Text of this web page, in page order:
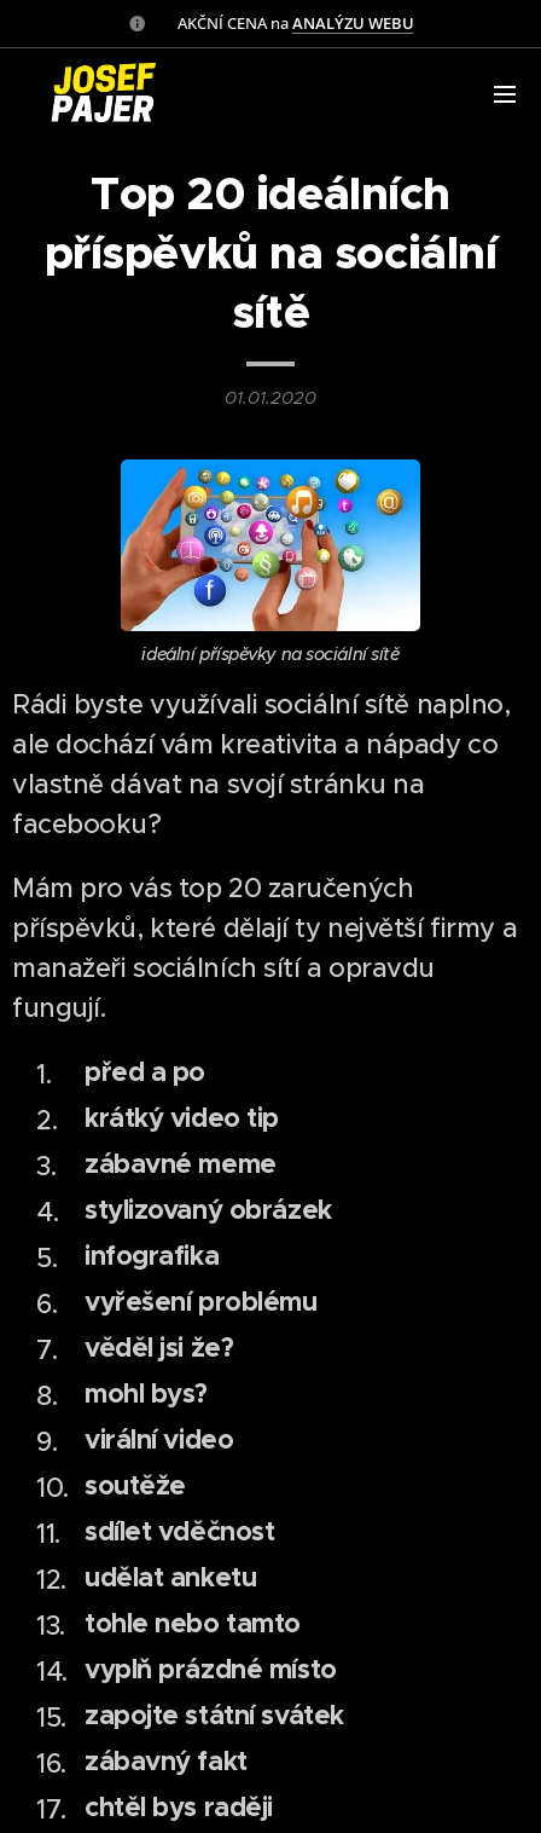
✅ AKČNÍ CENA naANALÝZU WEBU
Top 20 ideálních
příspěvků na sociální
sítě
01.01.2020
ideální příspěvky na sociální sítě
Rádi byste využívali sociální sítě naplno,
ale dochází vám kreativita a nápady co
vlastně dávat na svojí stránku na
facebooku?
Mám pro vás top 20 zaručených
příspěvků, které dělají ty největší firmy a
manažeři sociálních sítí a opravdu
fungují.
před a po
krátký video tip
zábavné meme
stylizovaný obrázek
infografika
vyřešení problému
věděl jsi že?
mohl bys?
virální video
soutěže
sdílet vděčnost
udělat anketu
tohle nebo tamto
vyplň prázdné místo
zapojte státní svátek
zábavný fakt
chtěl bys raději